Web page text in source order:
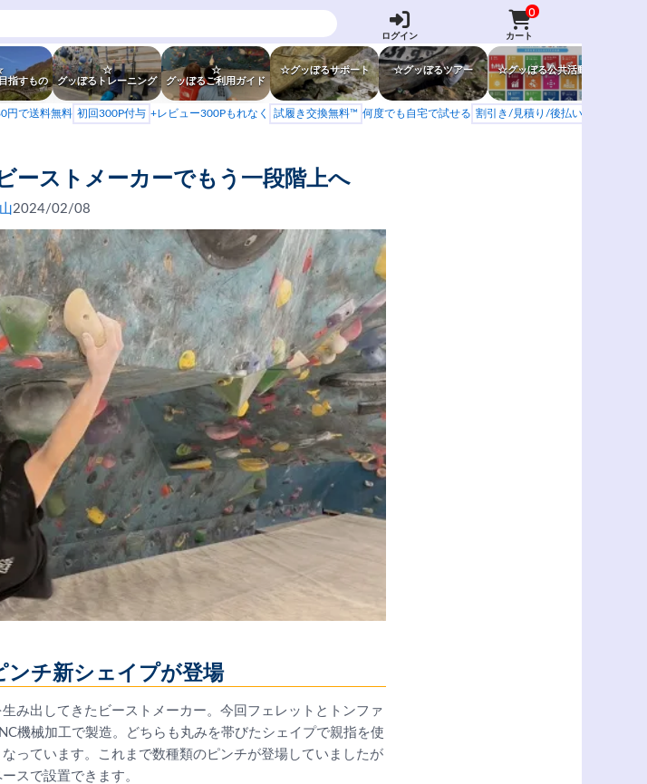
ログイン
0
カート
指すもの
☆
グッぼるトレーニング
☆
グッぼるご利用ガイド
☆グッぼるサポート ☆グッぼるツアー ☆グッぼる公共活動
円で送料無料 初回300P付与 +レビュー300Pもれなく 試履き交換無料™ 何度でも自宅で試せる 割引き/見積り/後払い
ーストメーカーでもう一段階上へ
2024/02/08
ンチ新シェイプが登場
み出してきたビーストメーカー。今回フェレットとトンファ
機械加工で製造。どちらも丸みを帯びたシェイプで親指を使
っています。これまで数種類のピンチが登場していましたが
スで設置できます。